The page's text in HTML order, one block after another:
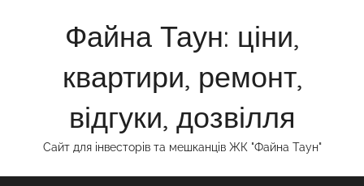
Файна Таун: ціни,
квартири, ремонт,
відгуки, дозвілля
Сайт для інвесторів та мешканців ЖК "Файна Таун"